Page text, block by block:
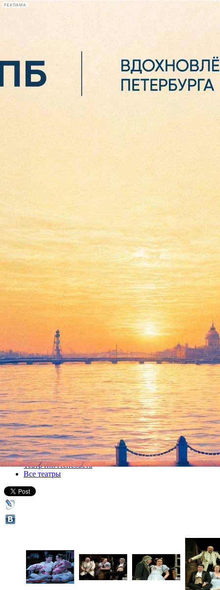
РЕКЛАМА
Сегодня:
2026.08.06
13:49
Чеховъ. Водевиль
01 сентября 2012, суббота,19.00
Версия для печати
Все спектакли
Театр им. Ленсовета
Все театры